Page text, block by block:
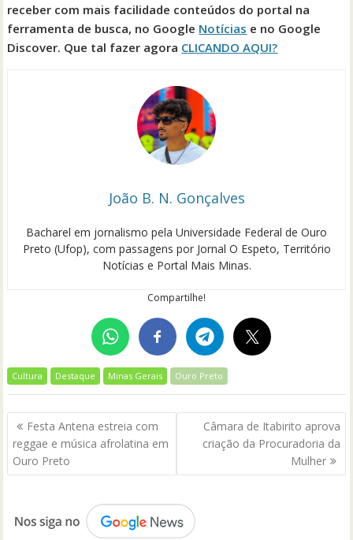
receber com mais facilidade conteúdos do portal na
ferramenta de busca, no Google Notícias e no Google
Discover. Que tal fazer agora CLICANDO AQUI?
João B. N. Gonçalves
Bacharel em jornalismo pela Universidade Federal de Ouro
Preto (Ufop), com passagens por Jornal O Espeto, Território
Notícias e Portal Mais Minas.
Compartilhe!
Cultura Destaque Minas Gerais Ouro Preto
Navegação
de
Post
Festa Antena estreia com
reggae e música afrolatina em
Ouro Preto
Câmara de Itabirito aprova
criação da Procuradoria da
Mulher